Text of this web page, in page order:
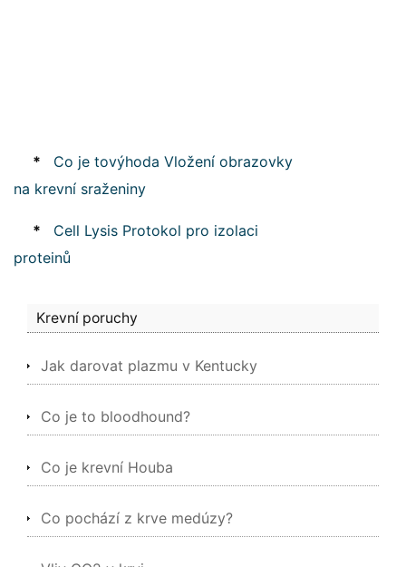
*
Co je tovýhoda Vložení obrazovky
na krevní sraženiny
*
Cell Lysis Protokol pro izolaci
proteinů
Krevní poruchy
Jak darovat plazmu v Kentucky
Co je to bloodhound?
Co je krevní Houba
Co pochází z krve medúzy?